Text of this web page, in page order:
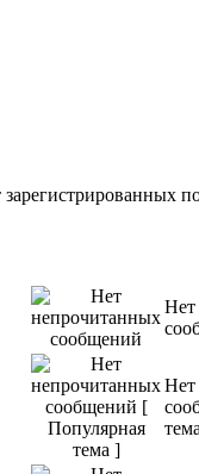
posible
y
Fog
atrás
Нет
Нет